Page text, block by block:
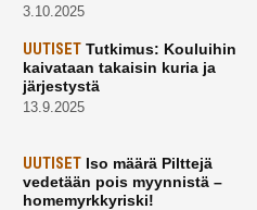
3.10.2025
UUTISETTutkimus: Kouluihin
kaivataan takaisin kuria ja
järjestystä
13.9.2025
UUTISETIso määrä Pilttejä
vedetään pois myynnistä –
homemyrkkyriski!